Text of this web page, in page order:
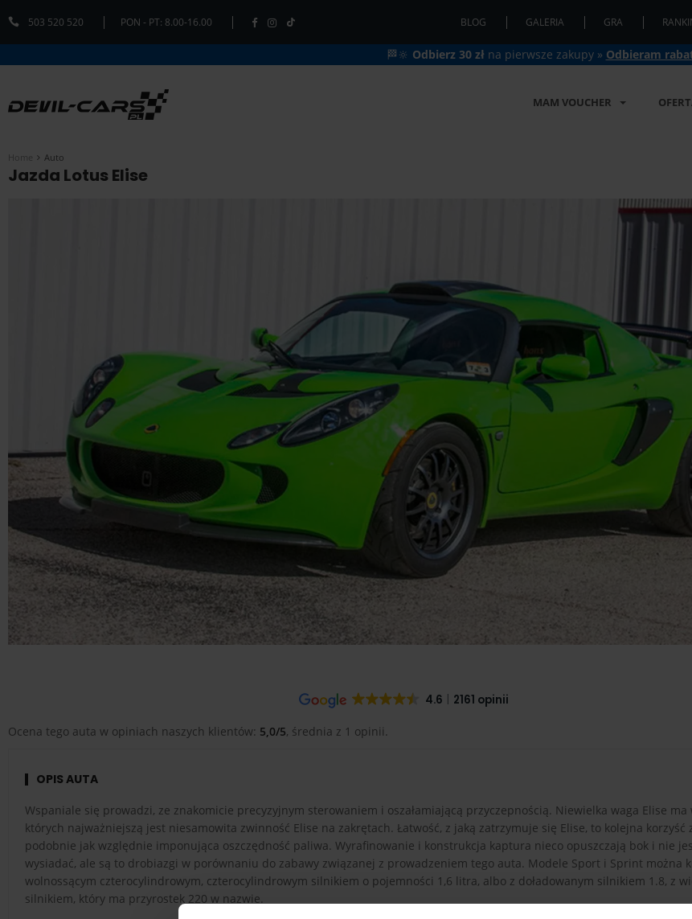
503 520 520 PON - PT: 8.00-16.00 BLOG GALERIA GRA
🏁🔆 Odbierz 30 zł na pierwsze zakupy » Odbieram
MAM VOUCHER
Home Auto
Jazda Lotus Elise
4.6 2161 opinii
Ocena tego auta w opiniach naszych klientów: 5,0/5, średnia z 1 opinii.
OPIS AUTA
Wspaniale się prowadzi, ze znakomicie precyzyjnym sterowaniem i oszałamiającą przyczepnością. Niewielka waga Elise ma
których najważniejszą jest niesamowita zwinność Elise na zakrętach. Łatwość, z jaką zatrzymuje się Elise, to kolejna korzyść
podobnie jak względnie imponująca oszczędność paliwa. Wyrafinowanie i konstrukcja kaptura nieco opuszczają bok i nie
wysiadać, ale są to drobiazgi w porównaniu do zabawy związanej z prowadzeniem tego auta. Modele Sport i Sprint można
wolnossącym czterocylindrowym, czterocylindrowym silnikiem o pojemności 1,6 litra, albo z doładowanym silnikiem 1.8, z
silnikiem, który ma przyrostek 220 w nazwie.